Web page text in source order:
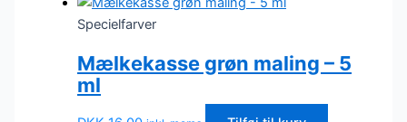
Specielfarver
Mælkekasse grøn maling – 5
ml